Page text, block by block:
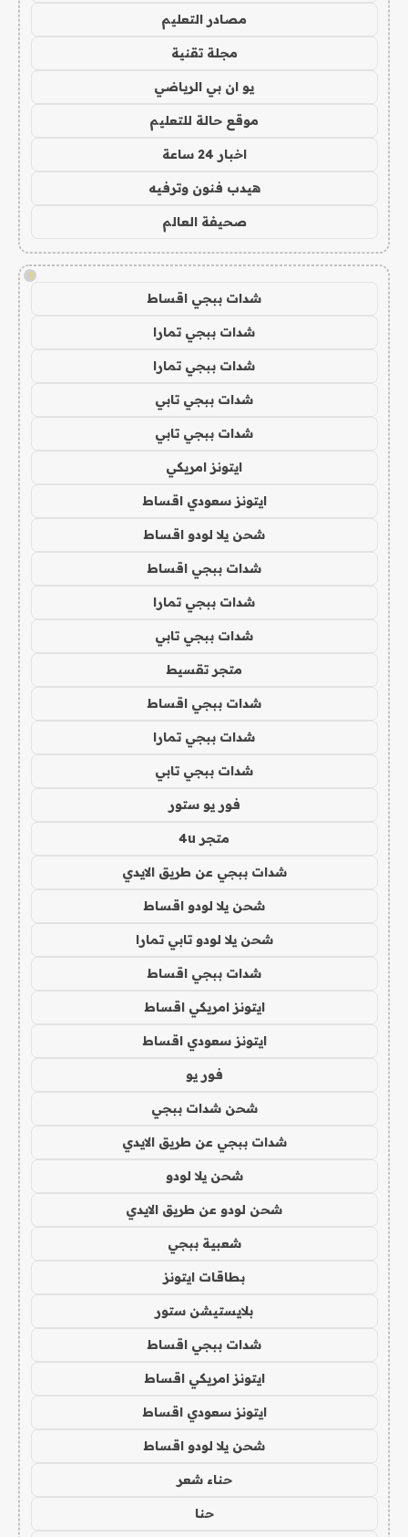
مصادر التعليم
مجلة تقنية
يو ان بي الرياضي
موقع حالة للتعليم
اخبار 24 ساعة
هيدب فنون وترفيه
صحيفة العالم
!
شدات ببجي اقساط
شدات ببجي تمارا
شدات ببجي تمارا
شدات ببجي تابي
شدات ببجي تابي
ايتونز امريكي
ايتونز سعودي اقساط
شحن يلا لودو اقساط
شدات ببجي اقساط
شدات ببجي تمارا
شدات ببجي تابي
متجر تقسيط
شدات ببجي اقساط
شدات ببجي تمارا
شدات ببجي تابي
فور يو ستور
متجر 4u
شدات ببجي عن طريق الايدي
شحن يلا لودو اقساط
شحن يلا لودو تابي تمارا
شدات ببجي اقساط
ايتونز امريكي اقساط
ايتونز سعودي اقساط
فور يو
شحن شدات ببجي
شدات ببجي عن طريق الايدي
شحن يلا لودو
شحن لودو عن طريق الايدي
شعبية ببجي
بطاقات ايتونز
بلايستيشن ستور
شدات ببجي اقساط
ايتونز امريكي اقساط
ايتونز سعودي اقساط
شحن يلا لودو اقساط
حناء شعر
حنا